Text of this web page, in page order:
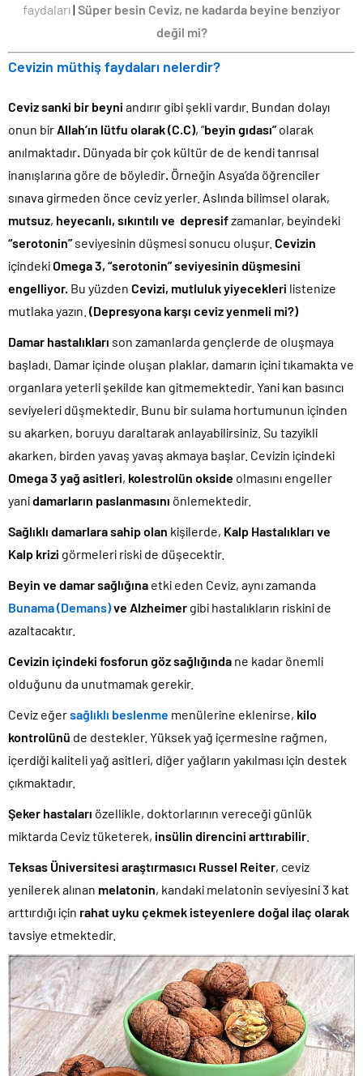
faydaları| Süper besin Ceviz, ne kadarda beyine benziyor
değil mi?
Cevizin müthiş faydaları nelerdir?
Ceviz sanki bir beyni andırır gibi şekli vardır. Bundan dolayı
onun bir Allah’ın lütfu olarak (C.C), “beyin gıdası” olarak
anılmaktadır. Dünyada bir çok kültür de de kendi tanrısal
inanışlarına göre de böyledir. Örneğin Asya’da öğrenciler
sınava girmeden önce ceviz yerler. Aslında bilimsel olarak,
mutsuz, heyecanlı, sıkıntılı ve depresifzamanlar, beyindeki
“serotonin” seviyesinin düşmesi sonucu oluşur. Cevizin
içindekiOmega 3, “serotonin” seviyesinin düşmesini
engelliyor. Bu yüzden Cevizi, mutluluk yiyecekleri listenize
mutlaka yazın. (Depresyona karşı ceviz yenmeli mi?)
Damar hastalıkları son zamanlarda gençlerde de oluşmaya
başladı. Damar içinde oluşan plaklar, damarın içini tıkamakta ve
organlara yeterli şekilde kan gitmemektedir. Yani kan basıncı
seviyeleri düşmektedir. Bunu bir sulama hortumunun içinden
su akarken, boruyu daraltarak anlayabilirsiniz. Su tazyikli
akarken, birden yavaş yavaş akmaya başlar. Cevizin içindeki
Omega 3 yağ asitleri, kolestrolün okside olmasını engeller
yanidamarların paslanmasını önlemektedir.
Sağlıklı damarlara sahip olan kişilerde, Kalp Hastalıkları ve
Kalp krizi görmeleri riski de düşecektir.
Beyin ve damar sağlığına etki eden Ceviz, aynı zamanda
Bunama (Demans)ve Alzheimer gibi hastalıkların riskini de
azaltacaktır.
Cevizin içindeki fosforun göz sağlığında ne kadar önemli
olduğunu da unutmamak gerekir.
Ceviz eğersağlıklı beslenme menülerine eklenirse, kilo
kontrolünü de destekler. Yüksek yağ içermesine rağmen,
içerdiği kaliteli yağ asitleri, diğer yağların yakılması için destek
çıkmaktadır.
Şeker hastaları özellikle, doktorlarının vereceği günlük
miktarda Ceviz tüketerek, insülin direncini arttırabilir
Teksas Üniversitesi araştırmasıcı Russel Reiter, ceviz
yenilerek alınan melatonin, kandaki melatonin seviyesini 3 kat
arttırdığı için rahat uyku çekmek isteyenlere doğal ilaç olarak
tavsiye etmektedir.